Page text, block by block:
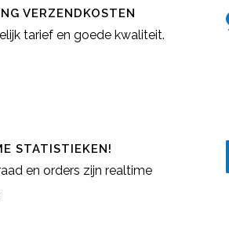
VERZENDKOSTEN
tarief en goede kwaliteit.
STATISTIEKEN!
en orders zijn realtime